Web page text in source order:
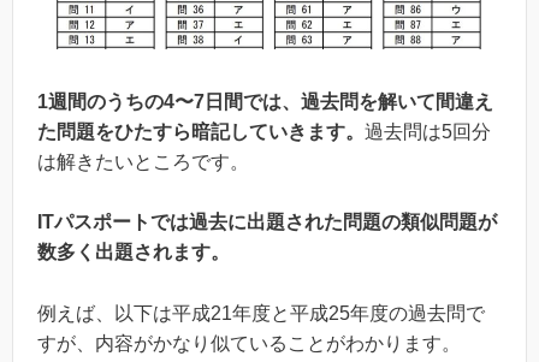
1週間のうちの4〜7日間では、過去問を解いて間違え
た問題をひたすら暗記していきます。 過去問は5回分
は解きたいところです。
ITパスポートでは過去に出題された問題の類似問題が
数多く出題されます。
例えば、以下は平成21年度と平成25年度の過去問で
すが、内容がかなり似ていることがわかります。